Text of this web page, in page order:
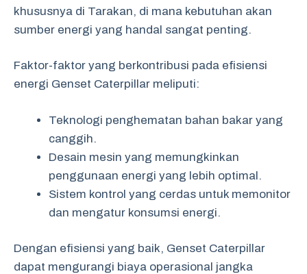
khususnya di Tarakan, di mana kebutuhan akan
sumber energi yang handal sangat penting.
Faktor-faktor yang berkontribusi pada efisiensi
energi Genset Caterpillar meliputi:
Teknologi penghematan bahan bakar yang
canggih.
Desain mesin yang memungkinkan
penggunaan energi yang lebih optimal.
Sistem kontrol yang cerdas untuk memonitor
dan mengatur konsumsi energi.
Dengan efisiensi yang baik, Genset Caterpillar
dapat mengurangi biaya operasional jangka